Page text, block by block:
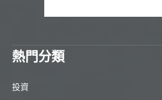
熱門分類
投資